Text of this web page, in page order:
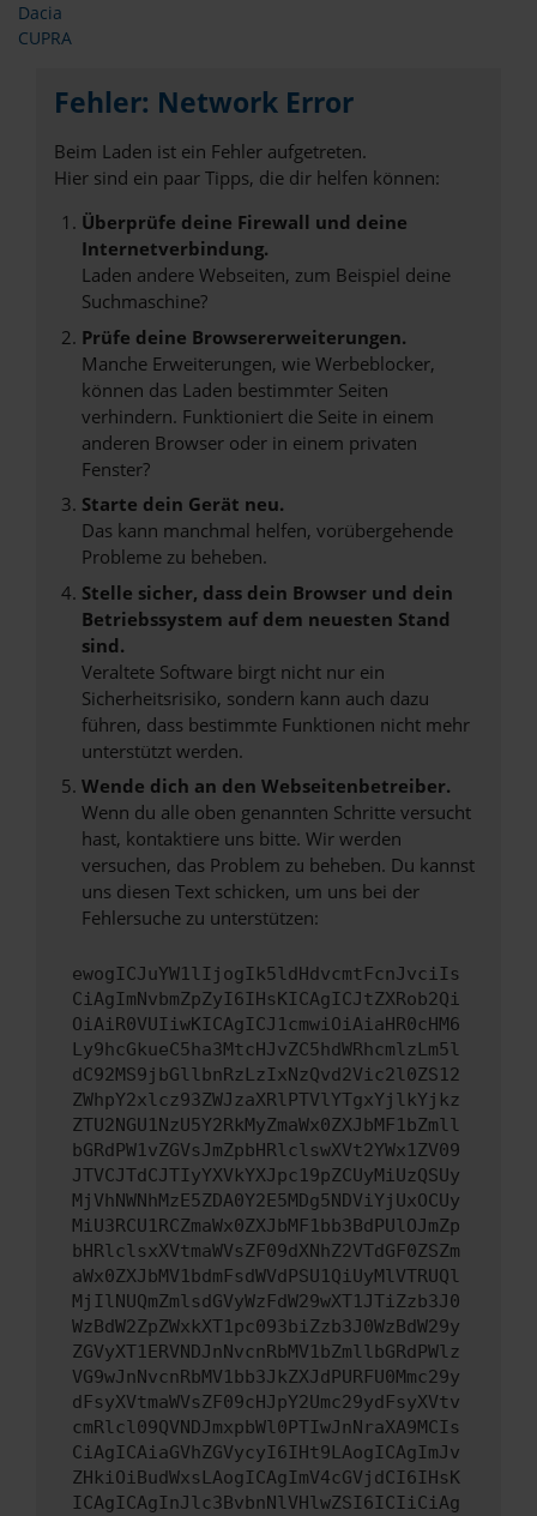
Dacia
CUPRA
Fehler: Network Error
Beim Laden ist ein Fehler aufgetreten.
Hier sind ein paar Tipps, die dir helfen können:
Überprüfe deine Firewall und deine
Internetverbindung.
Laden andere Webseiten, zum Beispiel deine
Suchmaschine?
Prüfe deine Browsererweiterungen.
Manche Erweiterungen, wie Werbeblocker,
können das Laden bestimmter Seiten
verhindern. Funktioniert die Seite in einem
anderen Browser oder in einem privaten
Fenster?
Starte dein Gerät neu.
Das kann manchmal helfen, vorübergehende
Probleme zu beheben.
Stelle sicher, dass dein Browser und dein
Betriebssystem auf dem neuesten Stand
sind.
Veraltete Software birgt nicht nur ein
Sicherheitsrisiko, sondern kann auch dazu
führen, dass bestimmte Funktionen nicht mehr
unterstützt werden.
Wende dich an den Webseitenbetreiber.
Wenn du alle oben genannten Schritte versucht
hast, kontaktiere uns bitte. Wir werden
versuchen, das Problem zu beheben. Du kannst
uns diesen Text schicken, um uns bei der
Fehlersuche zu unterstützen:
ewogICJuYW1lIjogIk5ldHdvcmtFcnJvciIs
CiAgImNvbmZpZyI6IHsKICAgICJtZXRob2Qi
OiAiR0VUIiwKICAgICJ1cmwiOiAiaHR0cHM6
Ly9hcGkueC5ha3MtcHJvZC5hdWRhcmlzLm5l
dC92MS9jbGllbnRzLzIxNzQvd2Vic2l0ZS12
ZWhpY2xlcz93ZWJzaXRlPTVlYTgxYjlkYjkz
ZTU2NGU1NzU5Y2RkMyZmaWx0ZXJbMF1bZmll
bGRdPW1vZGVsJmZpbHRlclswXVt2YWx1ZV09
JTVCJTdCJTIyYXVkYXJpc19pZCUyMiUzQSUy
MjVhNWNhMzE5ZDA0Y2E5MDg5NDViYjUxOCUy
MiU3RCU1RCZmaWx0ZXJbMF1bb3BdPUlOJmZp
bHRlclsxXVtmaWVsZF09dXNhZ2VTdGF0ZSZm
aWx0ZXJbMV1bdmFsdWVdPSU1QiUyMlVTRUQl
MjIlNUQmZmlsdGVyWzFdW29wXT1JTiZzb3J0
WzBdW2ZpZWxkXT1pc093biZzb3J0WzBdW29y
ZGVyXT1ERVNDJnNvcnRbMV1bZmllbGRdPWlz
VG9wJnNvcnRbMV1bb3JkZXJdPURFU0Mmc29y
dFsyXVtmaWVsZF09cHJpY2Umc29ydFsyXVtv
cmRlcl09QVNDJmxpbWl0PTIwJnNraXA9MCIs
CiAgICAiaGVhZGVycyI6IHt9LAogICAgImJv
ZHkiOiBudWxsLAogICAgImV4cGVjdCI6IHsK
ICAgICAgInJlc3BvbnNlVHlwZSI6ICIiCiAg